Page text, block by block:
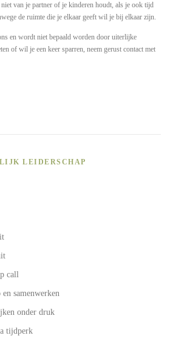
van je partner of je kinderen houdt, als je ook tijd
de ruimte die je elkaar geeft wil je bij elkaar zijn.
en wordt niet bepaald worden door uiterlijke
of wil je een keer sparren, neem gerust contact met
LEIDERSCHAP
call
samenwerken
onder druk
tijdperk